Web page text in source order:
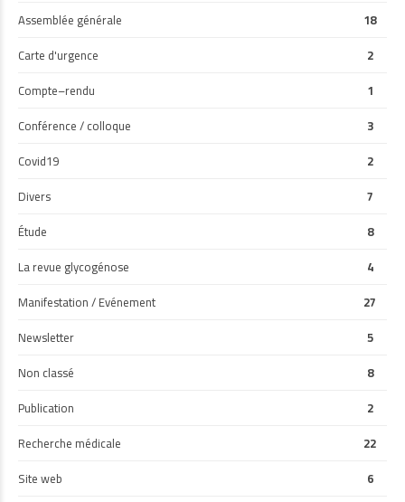
Assemblée générale
18
Carte d'urgence
2
Compte–rendu
1
Conférence / colloque
3
Covid19
2
Divers
7
Étude
8
La revue glycogénose
4
Manifestation / Evénement
27
Newsletter
5
Non classé
8
Publication
2
Recherche médicale
22
Site web
6